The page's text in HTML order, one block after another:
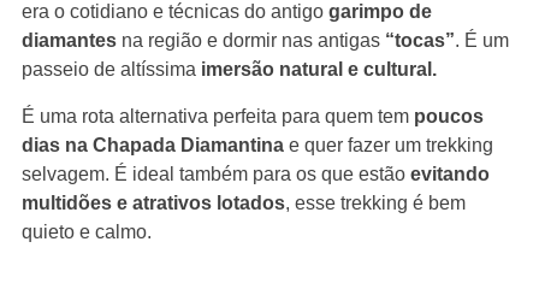
era o cotidiano e técnicas do antigo garimpo de
diamantes na região e dormir nas antigas “tocas”. É um
passeio de altíssima imersão natural e cultural.
É uma rota alternativa perfeita para quem tem poucos
dias na Chapada Diamantina e quer fazer um trekking
selvagem. É ideal também para os que estão evitando
multidões e atrativos lotados, esse trekking é bem
quieto e calmo.